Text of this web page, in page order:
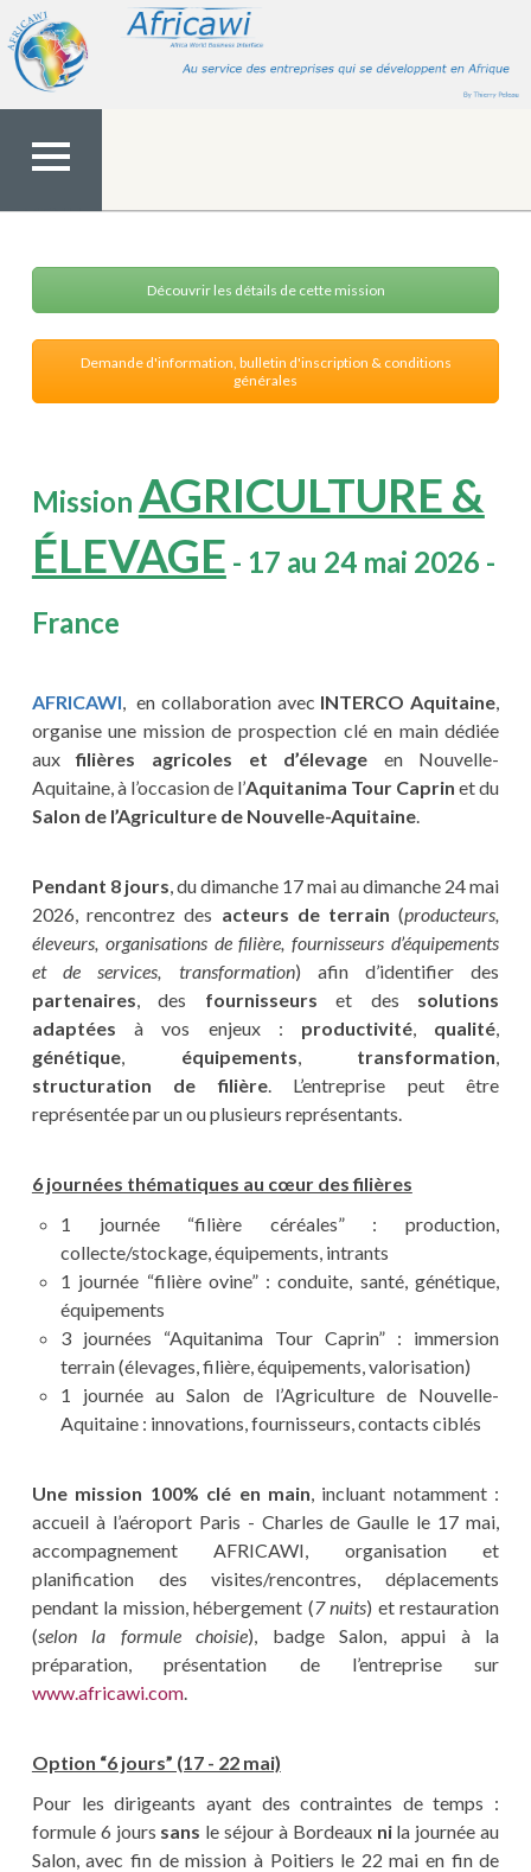
contenu
MENU
Découvrir les détails de cette mission
Demande d'information, bulletin d'inscription & conditions
générales
Mission AGRICULTURE &
ÉLEVAGE - 17 au 24 mai 2026 -
France
AFRICAWI, en collaboration avec INTERCO Aquitaine,
organise une mission de prospection clé en main dédiée
auxfilières agricoles et d’élevage en Nouvelle-
Aquitaine, à l’occasion de l’Aquitanima Tour Caprin et du
Salon de l’Agriculture de Nouvelle-Aquitaine.
Pendant 8 jours, du dimanche 17 mai au dimanche 24 mai
2026, rencontrez des acteurs de terrain (producteurs,
éleveurs, organisations de filière, fournisseurs d’équipements
et de services, transformation) afin d’identifier des
partenaires, des fournisseurs et des solutions
adaptées à vos enjeux : productivité, qualité,
génétique, équipements, transformation,
structuration de filière. L’entreprise peut être
représentée par un ou plusieurs représentants.
6 journées thématiques au cœur des filières
1 journée “filière céréales” : production,
collecte/stockage, équipements, intrants
1 journée “filière ovine” : conduite, santé, génétique,
équipements
3 journées “Aquitanima Tour Caprin” : immersion
terrain (élevages, filière, équipements, valorisation)
1 journée au Salon de l’Agriculture de Nouvelle-
Aquitaine : innovations, fournisseurs, contacts ciblés
Une mission 100% clé en main, incluant notamment :
accueil à l’aéroport Paris - Charles de Gaulle le 17 mai,
accompagnement AFRICAWI, organisation et
planification des visites/rencontres, déplacements
pendant la mission, hébergement (7 nuits) et restauration
(selon la formule choisie), badge Salon, appui à la
préparation, présentation de l’entreprise sur
www.africawi.com.
Option “6 jours” (17 - 22 mai)
Pour les dirigeants ayant des contraintes de temps :
formule 6 jours sans le séjour à Bordeaux nila journée au
Salon, avec fin de mission à Poitiers le 22 mai en fin de